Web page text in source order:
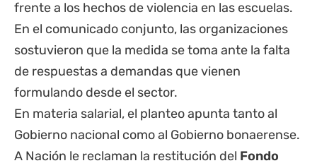
frente a los hechos de violencia en las escuelas.
En el comunicado conjunto, las organizaciones
sostuvieron que la medida se toma ante la falta
de respuestas a demandas que vienen
formulando desde el sector.
En materia salarial, el planteo apunta tanto al
Gobierno nacional como al Gobierno bonaerense.
A Nación le reclaman la restitución del Fondo